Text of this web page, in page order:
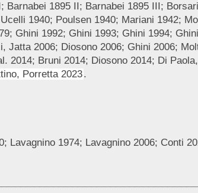
Barnabei 1895 II; Barnabei 1895 III;
1940; Poulsen 1940; Mariani 1942;
Ghini 1992; Ghini 1993; Ghini 1994;
Jatta 2006; Diosono 2006; Ghini 2006;
2014; Bruni 2014; Diosono 2014; Di
Porretta 2023.
Lavagnino 1974; Lavagnino 2006; Conti